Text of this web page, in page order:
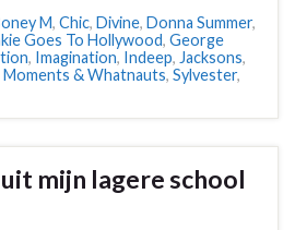
M, Chic, Divine, Donna Summer,
Goes To Hollywood, George
, Imagination, Indeep, Jacksons,
Moments & Whatnauts, Sylvester,
mijn lagere school